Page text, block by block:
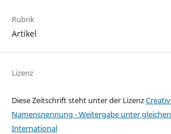
Rubrik
Artikel
Lizenz
Diese Zeitschrift steht unter der Lizenz
Namensnennung - Weitergabe unter
International